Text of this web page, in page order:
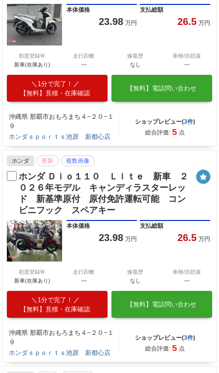
本体価格
23.98 万円
支払総額
26.5 万円
初度登録年
新車(在庫あり)
走行距離
―
修復歴
なし
車検/自賠責
―
1分で完了！
【無料】見積・在庫確認
【無料】電話問い合わせ
沖縄県 那覇市おもろまち４−２０−１
９
ホンダｓｐｏｒｔｓ池原 新都心店
ショップレビュー(3件)
総合評価: 5 点
ホンダ 更新 複数画像
ホンダ Ｄｉｏ１１０ Ｌｉｔｅ 新車 ２
０２６年モデル キャンディラスターレッ
ド 新基準原付 原付免許運転可能 コン
ビニフック スペアキー
本体価格
23.98 万円
支払総額
26.5 万円
初度登録年
新車(在庫あり)
走行距離
―
修復歴
なし
車検/自賠責
―
1分で完了！
【無料】見積・在庫確認
【無料】電話問い合わせ
沖縄県 那覇市おもろまち４−２０−１
９
ホンダｓｐｏｒｔｓ池原 新都心店
ショップレビュー(3件)
総合評価: 5 点